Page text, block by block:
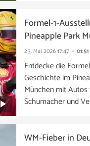
23. Mai 202617:47
Formel-1-
Pineapple Park
Entdecke die
Geschichte im
München mit
Schumacher und
WM-Fieber in